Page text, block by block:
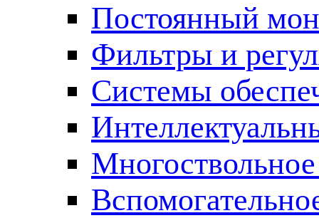
Постоянный
Фильтры и
Cистемы